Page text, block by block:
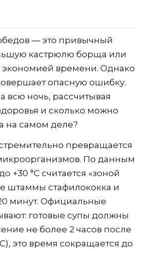
— это привычный
кастрюлю борща или
экономией времени. Однако
опасную ошибку.
всю ночь, рассчитывая
и сколько можно
на самом деле?
превращается
По данным
+30 °C считается «зоной
штаммы стафилококка и
минут. Официальные
готовые супы должны
не более 2 часов после
это время сокращается до